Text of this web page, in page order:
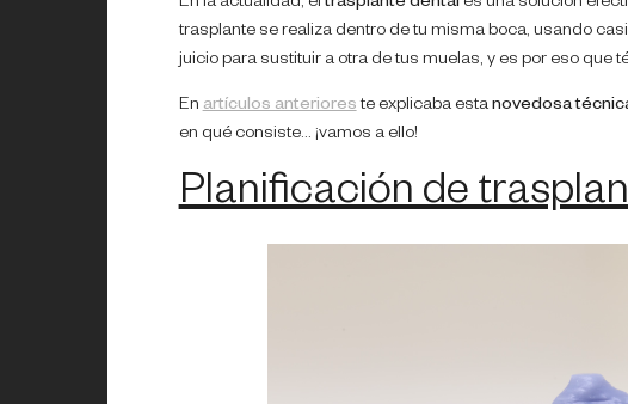
trasplante se realiza dentro de tu misma boca, usando
juicio para sustituir a otra de tus muelas, y es por eso que
Enartículos anterioreste explicaba estanovedosa
en qué consiste… ¡vamos a ello!
Planificación de